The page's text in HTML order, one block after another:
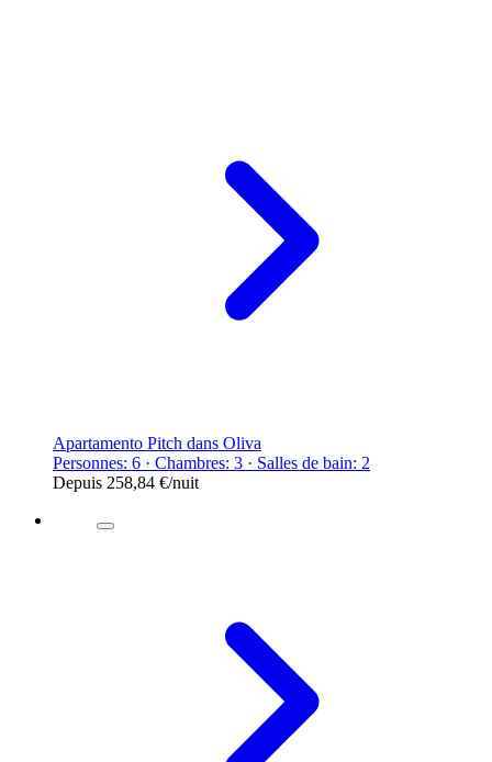
Apartamento Pitch dans Oliva
Personnes: 6 · Chambres: 3 · Salles de bain: 2
Depuis 258,84 €/nuit